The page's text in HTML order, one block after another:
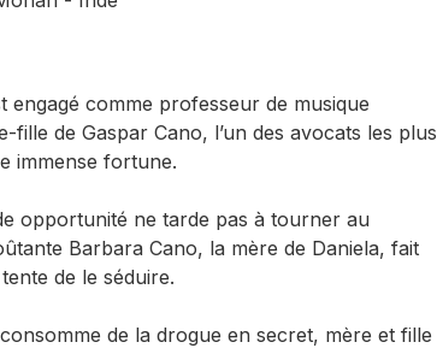
engagé comme professeur de musique
fille de Gaspar Cano, l’un des avocats les plus
immense fortune.
opportunité ne tarde pas à tourner au
Barbara Cano, la mère de Daniela, fait
de le séduire.
de la drogue en secret, mère et fille